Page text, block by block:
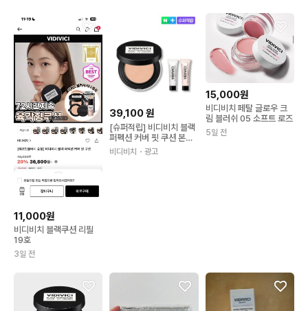
11,000원
비디비치 블랙쿠션 리필
19호
3일 전
39,100원
[슈퍼적립] 비디비치 블랙
퍼펙션 커버 핏 쿠션 본품
13g SPF 40 PA++ 8종
/ 밀착수부지 쿠션
비디비치 ・광고
15,000원
비디비치 페탈 글로우 크
림 블러쉬 05 소프트 로즈
5일 전